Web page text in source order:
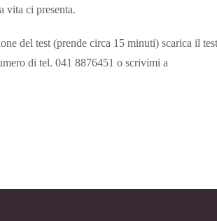
vita ci presenta.
del test (prende circa 15 minuti) scarica il
di tel. 041 8876451 o scrivimi a